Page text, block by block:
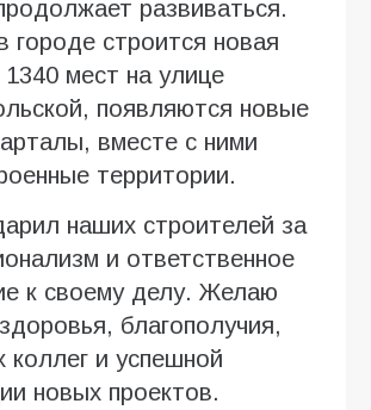
развиваться.
городе строится новая
мест на улице
появляются новые
вместе с ними
территории.
наших строителей за
и ответственное
к своему делу. Желаю
благополучия,
коллег и успешной
новых проектов.